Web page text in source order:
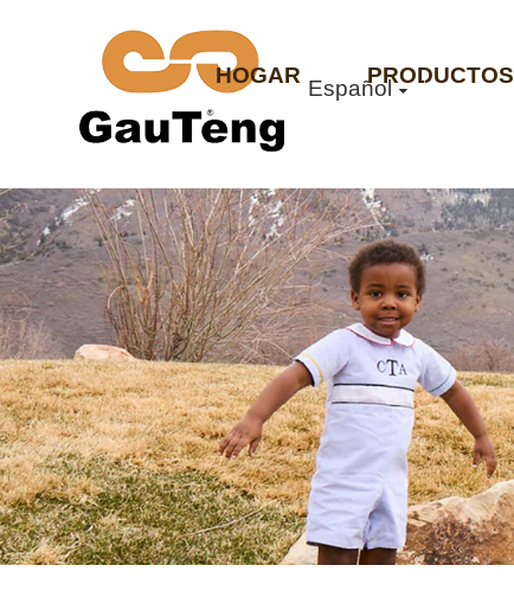
Español
HOGAR PRODUCTOS